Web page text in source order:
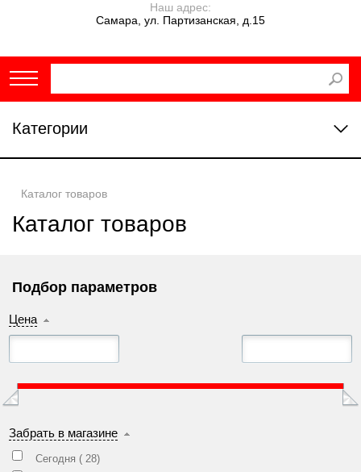
Наш адрес:
Самара, ул. Партизанская, д.15
Категории
Каталог товаров
Каталог товаров
Подбор параметров
Цена
Забрать в магазине
Сегодня ( 28)